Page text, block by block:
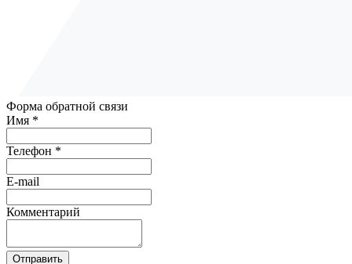
Форма обратной связи
Имя *
Телефон *
E-mail
Комментарий
Отправить